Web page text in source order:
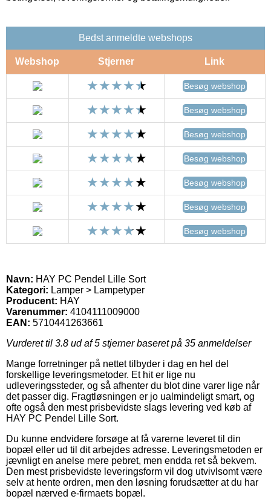
Bedst anmeldte webshops
Webshop Stjerner Link
Besøg webshop
Besøg webshop
Besøg webshop
Besøg webshop
Besøg webshop
Besøg webshop
Besøg webshop
Navn: HAY PC Pendel Lille Sort
Kategori: Lamper > Lampetyper
Producent: HAY
Varenummer: 4104111009000
EAN: 5710441263661
Vurderet til 3.8 ud af 5 stjerner baseret på 35 anmeldelser
Mange forretninger på nettet tilbyder i dag en hel del
forskellige leveringsmetoder. Et hit er lige nu
udleveringssteder, og så afhenter du blot dine varer lige når
det passer dig. Fragtløsningen er jo ualmindeligt smart, og
ofte også den mest prisbevidste slags levering ved køb af
HAY PC Pendel Lille Sort.
Du kunne endvidere forsøge at få varerne leveret til din
bopæl eller ud til dit arbejdes adresse. Leveringsmetoden er
jævnligt en anelse mere pebret, men endda ret så bekvem.
Den mest prisbevidste leveringsform vil dog utvivlsomt være
selv at hente ordren, men den løsning forudsætter at du har
bopæl nærved e-firmaets bopæl.